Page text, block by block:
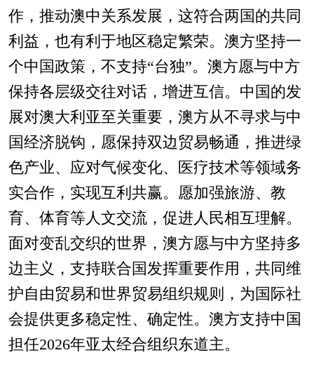
作，推动澳中关系发展，这符合两国的共同
利益，也有利于地区稳定繁荣。澳方坚持一
个中国政策，不支持“台独”。澳方愿与中方
保持各层级交往对话，增进互信。中国的发
展对澳大利亚至关重要，澳方从不寻求与中
国经济脱钩，愿保持双边贸易畅通，推进绿
色产业、应对气候变化、医疗技术等领域务
实合作，实现互利共赢。愿加强旅游、教
育、体育等人文交流，促进人民相互理解。
面对变乱交织的世界，澳方愿与中方坚持多
边主义，支持联合国发挥重要作用，共同维
护自由贸易和世界贸易组织规则，为国际社
会提供更多稳定性、确定性。澳方支持中国
担任2026年亚太经合组织东道主。